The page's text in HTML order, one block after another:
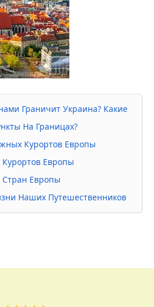
Граничит Украина? Какие
На Границах?
Курортов Европы
Европы
Европы
Наших Путешественников